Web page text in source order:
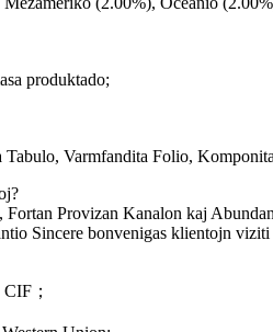
produktado;
Varmfandita Folio,
Provizan Kanalon kaj
Sincere bonvenigas klientojn
；